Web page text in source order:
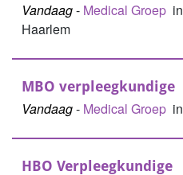
Vandaag- Medical Groep in
Haarlem
MBO verpleegkundige
Vandaag- Medical Groep in
HBO Verpleegkundige